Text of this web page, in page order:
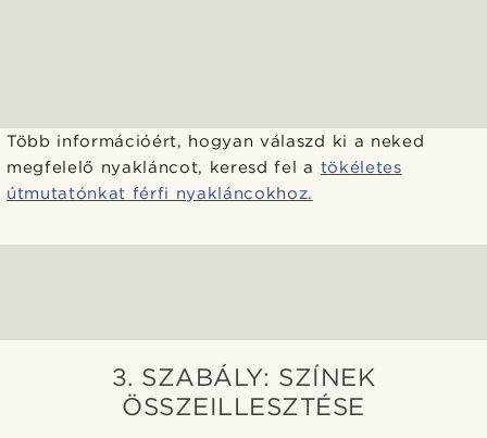
Több információért, hogyan válaszd ki a neked
megfelelő nyakláncot, keresd fel a tökéletes
útmutatónkat férfi nyakláncokhoz.
3. SZABÁLY: SZÍNEK
ÖSSZEILLESZTÉSE